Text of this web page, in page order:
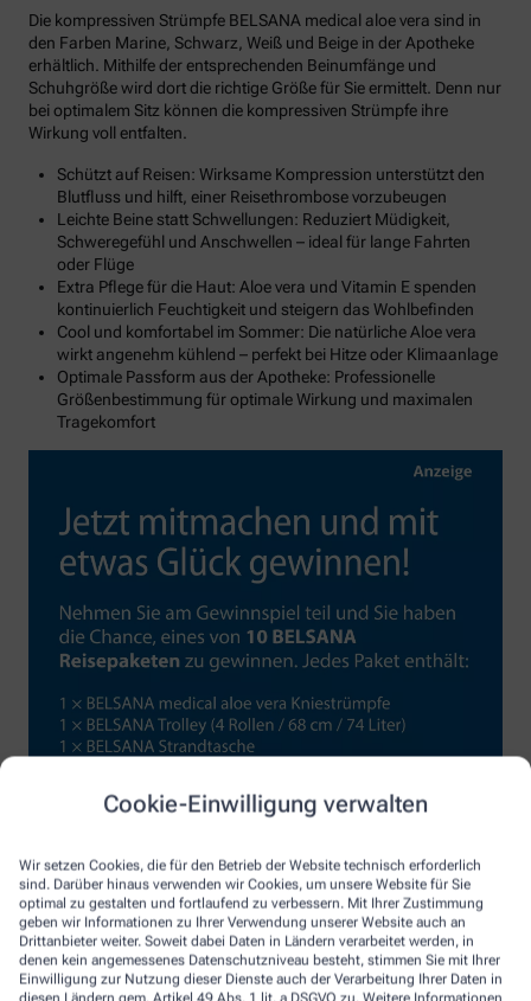
Cookie-Einwilligung verwalten
Wir setzen Cookies, die für den Betrieb der Website technisch erforderlich
sind. Darüber hinaus verwenden wir Cookies, um unsere Website für Sie
optimal zu gestalten und fortlaufend zu verbessern. Mit Ihrer Zustimmung
geben wir Informationen zu Ihrer Verwendung unserer Website auch an
Drittanbieter weiter. Soweit dabei Daten in Ländern verarbeitet werden, in
denen kein angemessenes Datenschutzniveau besteht, stimmen Sie mit Ihrer
Einwilligung zur Nutzung dieser Dienste auch der Verarbeitung Ihrer Daten in
Die kompressiven Strümpfe BELSANA medical aloe vera sind in
den Farben Marine, Schwarz, Weiß und Beige in der Apotheke
erhältlich. Mithilfe der entsprechenden Beinumfänge und
Schuhgröße wird dort die richtige Größe für Sie ermittelt. Denn nur
bei optimalem Sitz können die kompressiven Strümpfe ihre
Wirkung voll entfalten.
Schützt auf Reisen: Wirksame Kompression unterstützt den
Blutfluss und hilft, einer Reisethrombose vorzubeugen
Leichte Beine statt Schwellungen: Reduziert Müdigkeit,
Schweregefühl und Anschwellen – ideal für lange Fahrten
oder Flüge
Extra Pflege für die Haut: Aloe vera und Vitamin E spenden
kontinuierlich Feuchtigkeit und steigern das Wohlbefinden
Cool und komfortabel im Sommer: Die natürliche Aloe vera
wirkt angenehm kühlend – perfekt bei Hitze oder Klimaanlage
Optimale Passform aus der Apotheke: Professionelle
Größenbestimmung für optimale Wirkung und maximalen
Tragekomfort